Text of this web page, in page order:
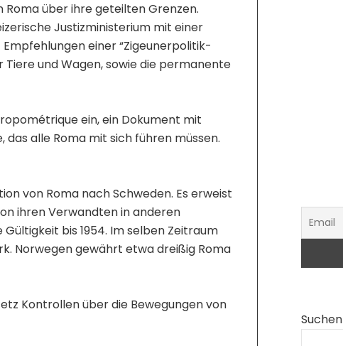
über ihre geteilten Grenzen.
Justizministerium mit einer
einer “Zigeunerpolitik-
Tiere und Wagen, sowie die permanente
ein, ein Dokument mit
alle Roma mit sich führen müssen.
von Roma nach Schweden. Es erweist
ihren Verwandten in anderen
bis 1954. Im selben Zeitraum
Norwegen gewährt etwa dreißig Roma
Kontrollen über die Bewegungen von
Suchen